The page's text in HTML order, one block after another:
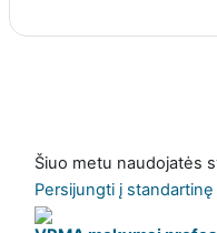
Šiuo metu naudojatės
Persijungti į